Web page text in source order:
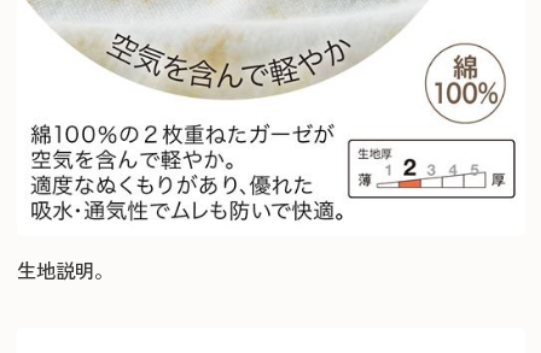
生地説明。